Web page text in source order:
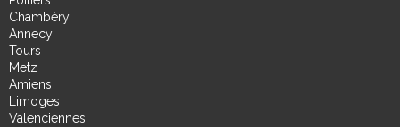
Chambéry
Annecy
Tours
Metz
Amiens
Limoges
Valenciennes